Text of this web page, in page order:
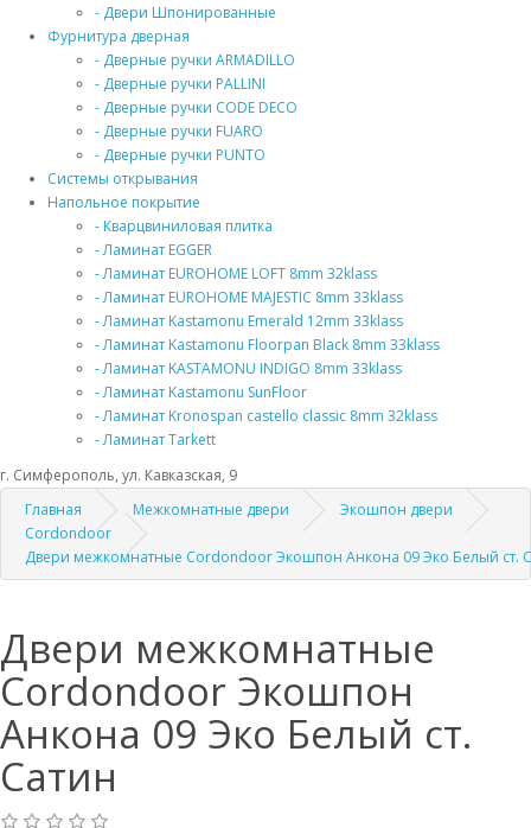
- Двери Шпонированные
Фурнитура дверная
- Дверные ручки ARMADILLO
- Дверные ручки PALLINI
- Дверные ручки CODE DECO
- Дверные ручки FUARO
- Дверные ручки PUNTO
Системы открывания
Напольное покрытие
- Кварцвиниловая плитка
- Ламинат EGGER
- Ламинат EUROHOME LOFT 8mm 32klass
- Ламинат EUROHOME MAJESTIC 8mm 33klass
- Ламинат Kastamonu Emerald 12mm 33klass
- Ламинат Kastamonu Floorpan Black 8mm 33klass
- Ламинат KASTAMONU INDIGO 8mm 33klass
- Ламинат Kastamonu SunFloor
- Ламинат Kronospan castello classic 8mm 32klass
- Ламинат Tarkett
г. Симферополь, ул. Кавказская, 9
Главная
Межкомнатные двери
Экошпон двери
Cordondoor
Двери межкомнатные Cordondoor Экошпон Анкона 09 Эко Белый ст.
Двери межкомнатные
Cordondoor Экошпон
Анкона 09 Эко Белый ст.
Сатин